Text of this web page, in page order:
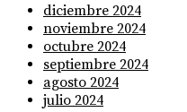
diciembre 2024
noviembre 2024
octubre 2024
septiembre 2024
agosto 2024
julio 2024